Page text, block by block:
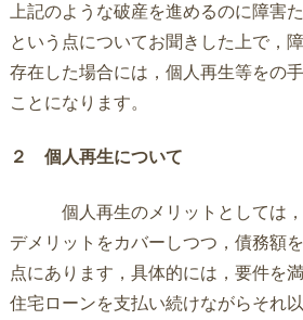
上記のような破産を進めるのに障害
という点についてお聞きした上で，
存在した場合には，個人再生等をの
ことになります。
２ 個人再生について
個人再生のメリットとしては，
デメリットをカバーしつつ，債務額
点にあります，具体的には，要件を
住宅ローンを支払い続けながらそれ